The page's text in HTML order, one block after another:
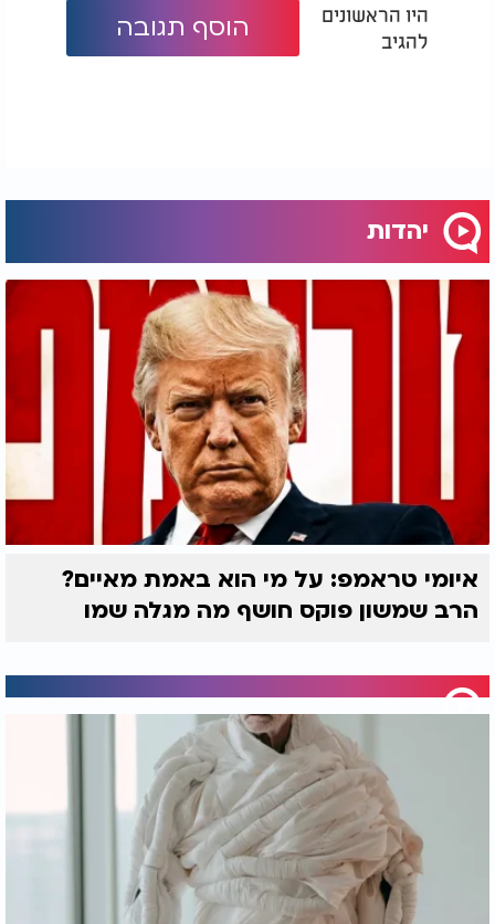
היו הראשונים
להגיב
הוסף תגובה
יהדות
איומי טראמפ: על מי הוא באמת מאיים?
הרב שמשון פוקס חושף מה מגלה שמו